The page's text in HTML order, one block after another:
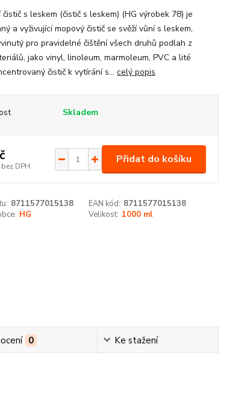
čistič s leskem (čistič s leskem) (HG výrobek 78) je
a vyživující mopový čistič se svěží vůní s leskem,
pro pravidelné čištění všech druhů podlah z
jako vinyl, linoleum, marmoleum, PVC a lité
čistič k vytírání s... celý popis
Skladem
bez DPH
Přidat do košíku
8711577015138 EAN kód: 8711577015138
HG Velikost: 1000 ml
0 Ke stažení